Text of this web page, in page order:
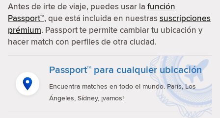
Antes de irte de viaje, puedes usar la función
Passport™, que está incluida en nuestrassuscripciones
prémium. Passport te permite cambiar tu ubicación y
hacer match con perfiles de otra ciudad.
Passport™ para cualquier ubicación
Encuentra matches en todo el mundo. París, Los
Ángeles, Sídney, ¡vamos!